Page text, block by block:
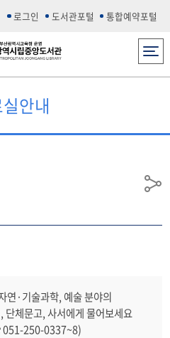
로그인 도서관포털 통합예약포털
전체메뉴
안내
공
연·기술과학, 예술 분야의
단체문고, 사서에게 물어보세요
051-250-0337~8)